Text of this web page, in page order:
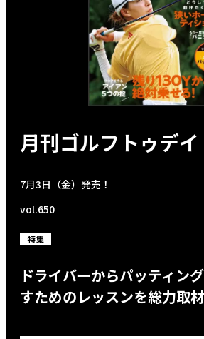
月刊ゴルフトゥデイ
7月3日（金）発売！
vol.650
特集
ドライバーからパッティン
すためのレッスンを総力取材